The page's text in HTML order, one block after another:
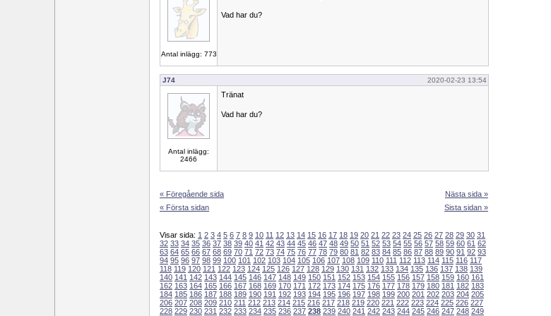
Antal inlägg: 773
Vad har du?
J74 2020-02-23 13:54
Antal inlägg:
2466
Tränat
Vad har du?
« Föregående sida
« Första sidan
Nästa sida »
Sista sidan »
Visar sida: 1 2 3 4 5 6 7 8 9 10 11 12 13 14 15 16 17 18 19 20 21 22 23 24 25 26 27 28 29 30 31
32 33 34 35 36 37 38 39 40 41 42 43 44 45 46 47 48 49 50 51 52 53 54 55 56 57 58 59 60 61 62
63 64 65 66 67 68 69 70 71 72 73 74 75 76 77 78 79 80 81 82 83 84 85 86 87 88 89 90 91 92 93
94 95 96 97 98 99 100 101 102 103 104 105 106 107 108 109 110 111 112 113 114 115 116 117
118 119 120 121 122 123 124 125 126 127 128 129 130 131 132 133 134 135 136 137 138 139
140 141 142 143 144 145 146 147 148 149 150 151 152 153 154 155 156 157 158 159 160 161
162 163 164 165 166 167 168 169 170 171 172 173 174 175 176 177 178 179 180 181 182 183
184 185 186 187 188 189 190 191 192 193 194 195 196 197 198 199 200 201 202 203 204 205
206 207 208 209 210 211 212 213 214 215 216 217 218 219 220 221 222 223 224 225 226 227
228 229 230 231 232 233 234 235 236 237 238 239 240 241 242 243 244 245 246 247 248 249